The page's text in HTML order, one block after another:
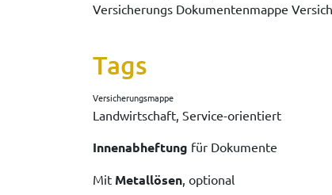
Versicherungs Dokumentenmappe
Tags
Versicherungsmappe
Landwirtschaft, Service-orientiert
Innenabheftung für Dokumente
Mit Metallösen, optional